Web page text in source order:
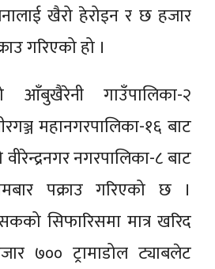
खैरो हेरोइन र छ हजार
गरिएको हो ।
आँबुखैरेनी गाउँपालिका-२
महानगरपालिका-१६ बाट
नगरपालिका-८ बाट
पक्राउ गरिएको छ ।
सिफारिसमा मात्र खरिद
७०० ट्रामाडोल ट्याबलेट